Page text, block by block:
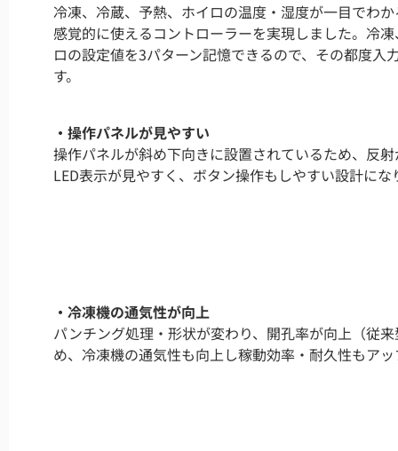
冷凍、冷蔵、予熱、ホイロの温度・湿度が一目でわ
感覚的に使えるコントローラーを実現しました。冷
ロの設定値を3パターン記憶できるので、その都度入
す。
・操作パネルが見やすい
操作パネルが斜め下向きに設置されているため、反
LED表示が見やすく、ボタン操作もしやすい設計にな
・冷凍機の通気性が向上
パンチング処理・形状が変わり、開孔率が向上（従
め、冷凍機の通気性も向上し稼動効率・耐久性もア